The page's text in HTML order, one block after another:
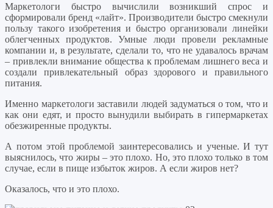
Маркетологи быстро вычислили возникший спрос и
сформировали бренд «лайт». Производители быстро смекнули
пользу такого изобретения и быстро организовали линейки
облегченных продуктов. Умные люди провели рекламные
компании и, в результате, сделали то, что не удавалось врачам
– привлекли внимание общества к проблемам лишнего веса и
создали привлекательный образ здорового и правильного
питания.
Именно маркетологи заставили людей задуматься о том, что и
как они едят, и просто вынудили выбирать в гипермаркетах
обезжиренные продукты.
А потом этой проблемой заинтересовались и ученые. И тут
выяснилось, что жиры – это плохо. Но, это плохо только в том
случае, если в пище избыток жиров. А если жиров нет?
Оказалось, что и это плохо.